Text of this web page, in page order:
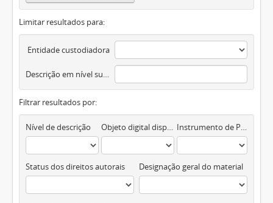
Limitar resultados para:
Entidade custodiadora
Descrição em nível superior
Filtrar resultados por:
Nível de descrição Objeto digital disponível Instrumento de Pesquisa
Status dos direitos autorais Designação geral do material